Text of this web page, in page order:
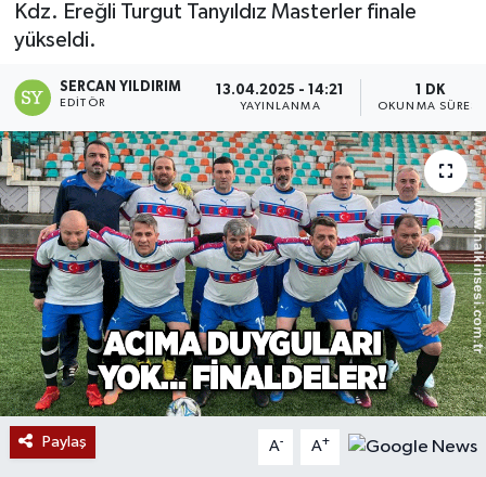
Kdz. Ereğli Turgut Tanyıldız Masterler finale
yükseldi.
SERCAN YILDIRIM
EDITÖR
13.04.2025 - 14:21
YAYINLANMA
1 DK
OKUNMA SÜRESI
Paylaş A- A+
Asayiş
Devrek
Bolu
ÇEVRE
BİLİM VE TEKNOLOJİ
DUNYA
Düzce
Son Dakika Haberleri